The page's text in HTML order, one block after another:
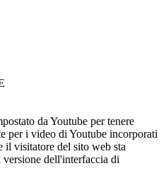
da Youtube per tenere
per i video di Youtube incorporati
il visitatore del sito web sta
dell'interfaccia di